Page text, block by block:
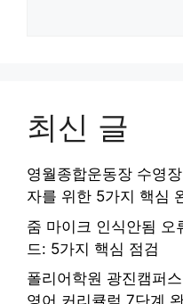
최신 글
영월종합운동장 수영
자를 위한 5가지 핵심
줌 마이크 인식안됨 오
드: 5가지 핵심 점검
폴리어학원 광진캠퍼